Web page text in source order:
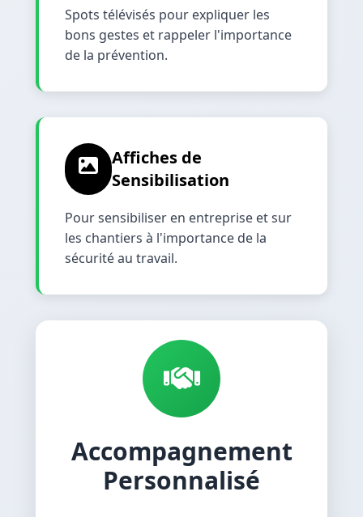
Spots télévisés pour expliquer les
bons gestes et rappeler l'importance
de la prévention.
Affiches de
Sensibilisation
Pour sensibiliser en entreprise et sur
les chantiers à l'importance de la
sécurité au travail.
Accompagnement
Personnalisé